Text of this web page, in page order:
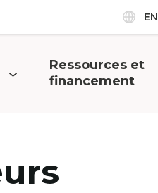
EN
Ouvrir
Ressources et
financement